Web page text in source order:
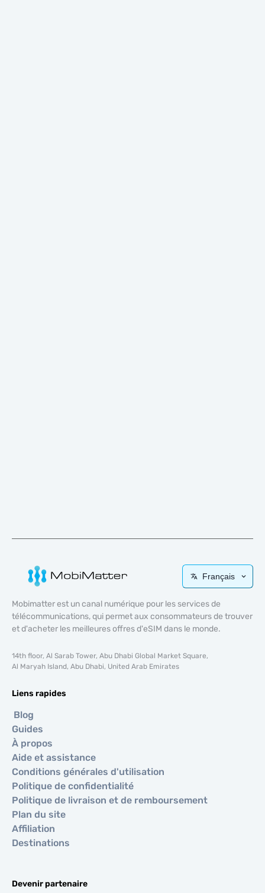
Français
Mobimatter est un canal numérique pour les services de
télécommunications, qui permet aux consommateurs de trouver
et d'acheter les meilleures offres d'eSIM dans le monde.
14th floor, Al Sarab Tower, Abu Dhabi Global Market Square,
Al Maryah Island, Abu Dhabi, United Arab Emirates
Liens rapides
Blog
Guides
À propos
Aide et assistance
Conditions générales d'utilisation
Politique de confidentialité
Politique de livraison et de remboursement
Plan du site
Affiliation
Destinations
Devenir partenaire